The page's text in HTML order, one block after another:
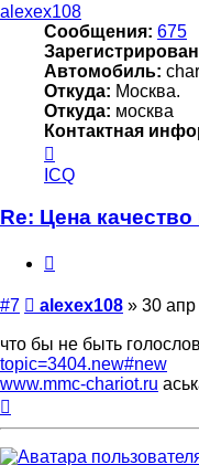
alexex108
Сообщения: 675
Автомобиль:
Откуда: Москва.
Откуда: москва
Контактная
информация
пользователя
alexex108
ICQ
Re: Цена
#7 Сообщение
alexex108 » 30
что бы не быть
topic=3404.new#new
www.mmc-chariot.ru